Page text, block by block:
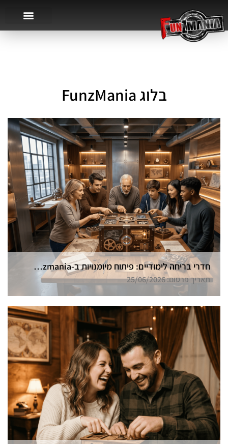
בלוג FunzMania
חדרי בריחה לימודיים: פיתוח מיומנויות ב-Funzmania
תאריך פרסום: 25/06/2026